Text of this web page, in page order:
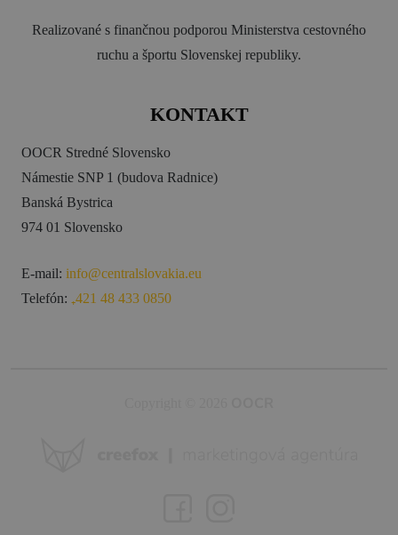
Realizované s finančnou podporou Ministerstva cestovného
ruchu a športu Slovenskej republiky.
KONTAKT
OOCR Stredné Slovensko
Námestie SNP 1 (budova Radnice)
Banská Bystrica
974 01 Slovensko
E-mail: info@centralslovakia.eu
Telefón: ₊421 48 433 0850